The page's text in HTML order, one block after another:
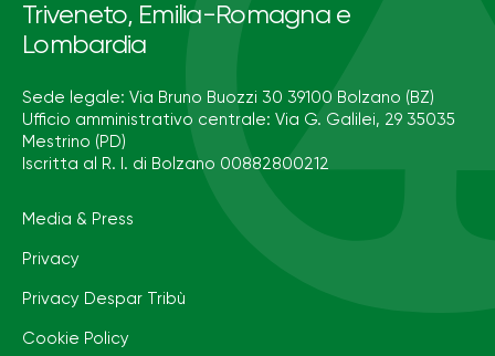
Triveneto, Emilia-Romagna e
Lombardia
Sede legale: Via Bruno Buozzi 30 39100 Bolzano (BZ)
Ufficio amministrativo centrale: Via G. Galilei, 29 35035
Mestrino (PD)
Iscritta al R. I. di Bolzano 00882800212
Media & Press
Privacy
Privacy Despar Tribù
Cookie Policy